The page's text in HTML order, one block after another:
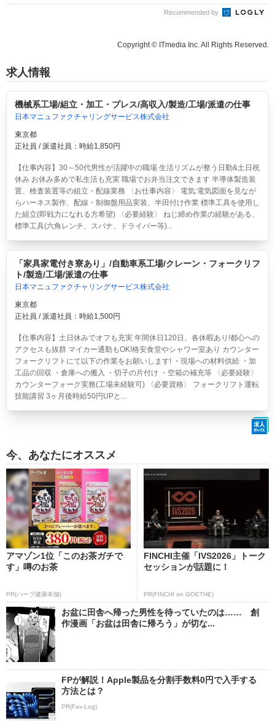
Recommended by
Copyright © ITmedia Inc. All Rights Reserved.
求人情報
機械系工場/組立・加工・プレス/高収入/製造/工場/派遣の仕事
日本マニュファクチャリングサービス株式会社
東京都
正社員 / 派遣社員：時給1,850円
【仕事内容】30～50代男性が活躍中の職場 生活リズムが整う日勤&土日祝
休み お休み多めで私生活も充実 職場でお弁当注文できます 半導体製造装
置、検査装置等の組立・配線業務 〈お仕事内容〉 電気:電気図面を見なが
らハーネス製作、配線・制御盤用品実装、半田付け作業 標準工具を使用し
た組立(即戦力になれる方希望) 〈必要経験〉 ねじ締め作業の経験がある、
標準工具(六角レンチ、スパナ、ドライバー等)...
「家具家電付き寮あり」/自動車系工場/クレーン・フォークリフ
ト/製造/工場/派遣の仕事
日本マニュファクチャリングサービス株式会社
東京都
正社員 / 派遣社員：時給1,500円
【仕事内容】土日休みでオフも充実 年間休日120日、各休暇あり!都心への
アクセスも抜群 マイカー通勤もOK!格安食堂やシャワー室あり カウンター
フォークリフトにて以下の作業をお願いします! ・現場への材料供給 ・加
工品の回収 ・倉庫への搬入 ・切子の片付け ・空箱の補充等 〈必要経験〉
カウンターフォーク実務(工場未経験可) 〈必要資格〉 フォークリフト運転
技能講習 3ヶ月後時給50円UPと...
今、あなたにオススメ
アマゾン1位「このお茶ガチで
す」噂のお茶
PR(ハーブ健康本舗)
FINCHI主催「IVS2026」トーク
セッションが話題に！
PR(FINCHI on GOETHE)
お盆に田舎へ帰った男性を待っていたのは…… 創
作漫画「お盆は田舎に帰ろう」が切な...
FPが解説！Apple製品を分割手数料0円で入手する
方法とは？
PR(Fav-Log)